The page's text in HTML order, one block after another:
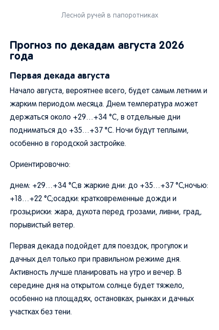
Лесной ручей в папоротниках
Прогноз по декадам августа 2026
года
Первая декада августа
Начало августа, вероятнее всего, будет самым летним и
жарким периодом месяца. Днем температура может
держаться около +29…+34 °C, в отдельные дни
подниматься до +35…+37 °C. Ночи будут теплыми,
особенно в городской застройке.
Ориентировочно:
днем: +29…+34 °C;в жаркие дни: до +35…+37 °C;ночью:
+18…+22 °C;осадки: кратковременные дожди и
грозы;риски: жара, духота перед грозами, ливни, град,
порывистый ветер.
Первая декада подойдет для поездок, прогулок и
дачных дел только при правильном режиме дня.
Активность лучше планировать на утро и вечер. В
середине дня на открытом солнце будет тяжело,
особенно на площадях, остановках, рынках и дачных
участках без тени.